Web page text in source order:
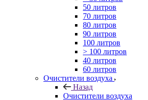
50 литров
70 литров
80 литров
90 литров
100 литров
> 100 литров
40 литров
60 литров
Очистители воздуха
Назад
Очистители воздуха